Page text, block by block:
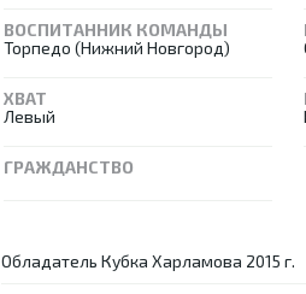
ВОСПИТАННИК КОМАНДЫ
Торпедо (Нижний Новгород)
ХВАТ
Левый
ГРАЖДАНСТВО
Обладатель Кубка Харламова 2015 г.